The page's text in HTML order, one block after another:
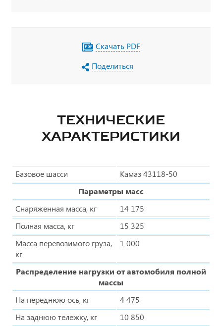
Скачать PDF
Поделиться
ТЕХНИЧЕСКИЕ
ХАРАКТЕРИСТИКИ
Базовое шасси
Камаз 43118-50
Параметры масс
Снаряженная масса, кг
14 175
Полная масса, кг
15 325
Масса перевозимого груза,
кг
1 000
Распределение нагрузки от автомобиля полной
массы
На переднюю ось, кг
4 475
На заднюю тележку, кг
10 850